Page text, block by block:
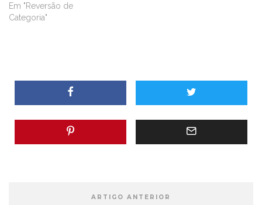
Em "Reversão de
Categoria"
ARTIGO ANTERIOR